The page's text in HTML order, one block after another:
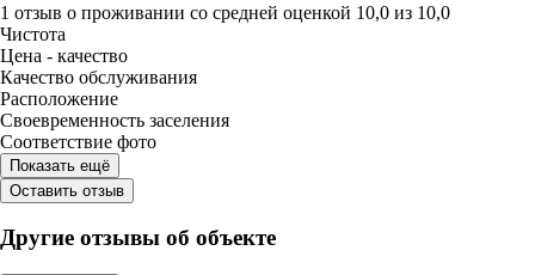
1 отзыв о проживании со средней оценкой 10,0 из 10,0
Чистота
Цена - качество
Качество обслуживания
Расположение
Своевременность заселения
Соответствие фото
Показать ещё
Оставить отзыв
Другие отзывы об объекте